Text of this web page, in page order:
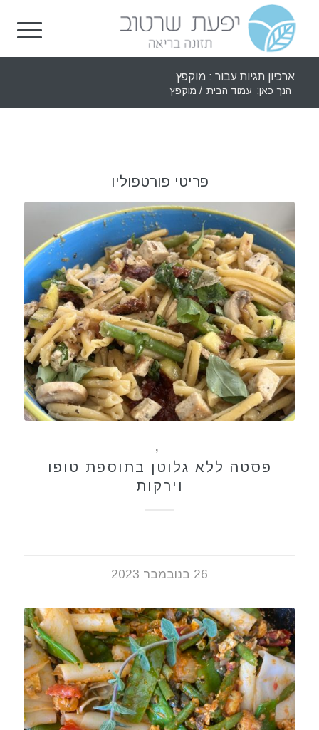
ארכיון תגיות עבור : מוקפץ
הנך כאן: עמוד הבית / מוקפץ
פריטי פורטפוליו
,
פסטה ללא גלוטן בתוספת טופו
וירקות
26 בנובמבר 2023